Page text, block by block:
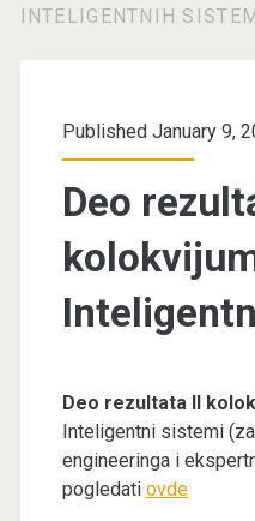
INTELIGENTNIH
Published January 9,
Deo
Deo rezultata II
Inteligentni sistemi
engineeringa i
pogledati ovde